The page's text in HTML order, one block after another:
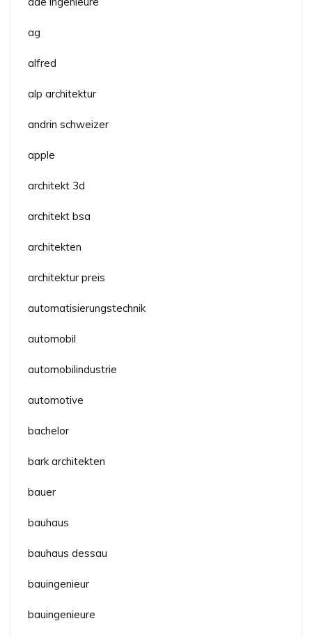
ag
alfred
alp architektur
andrin schweizer
apple
architekt 3d
architekt bsa
architekten
architektur preis
automatisierungstechnik
automobil
automobilindustrie
automotive
bachelor
bark architekten
bauer
bauhaus
bauhaus dessau
bauingenieur
bauingenieure